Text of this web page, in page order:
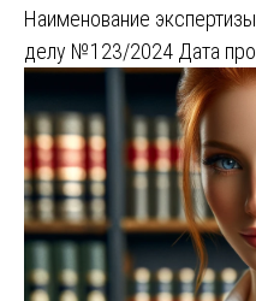
Наименование
делу №123/2024 Дата про…